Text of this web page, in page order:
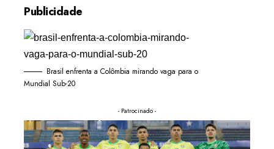
Publicidade
Brasil enfrenta a Colômbia mirando vaga para o
Mundial Sub-20
- Patrocinado -